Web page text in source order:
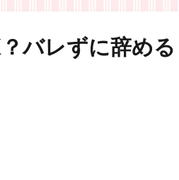
バレずに辞める